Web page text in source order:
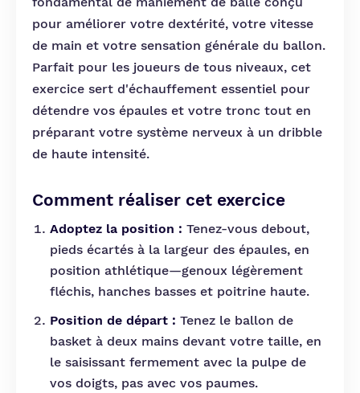
pour améliorer votre dextérité, votre vitesse
de main et votre sensation générale du ballon.
Parfait pour les joueurs de tous niveaux, cet
exercice sert d'échauffement essentiel pour
détendre vos épaules et votre tronc tout en
préparant votre système nerveux à un dribble
de haute intensité.
Comment réaliser cet exercice
Adoptez la position : Tenez-vous debout,
pieds écartés à la largeur des épaules, en
position athlétique—genoux légèrement
fléchis, hanches basses et poitrine haute.
Position de départ : Tenez le ballon de
basket à deux mains devant votre taille, en
le saisissant fermement avec la pulpe de
vos doigts, pas avec vos paumes.